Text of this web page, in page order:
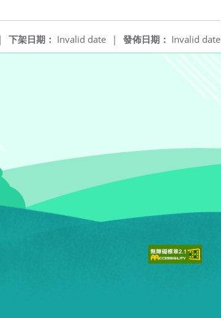
發佈日期： Invalid date
下架日期： Invalid date |
|